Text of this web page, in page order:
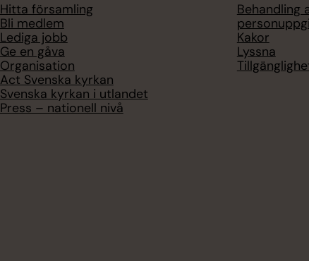
Hitta församling
Bli medlem
Lediga jobb
Ge en gåva
Organisation
Act Svenska kyrkan
Svenska kyrkan i utlandet
Press – nationell nivå
Behandling
Kakor
Lyssna